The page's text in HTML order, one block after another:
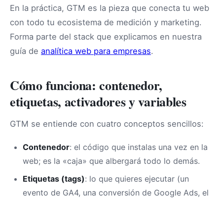
En la práctica, GTM es la pieza que conecta tu web
con todo tu ecosistema de medición y marketing.
Forma parte del stack que explicamos en nuestra
guía de analítica web para empresas.
Cómo funciona: contenedor,
etiquetas, activadores y variables
GTM se entiende con cuatro conceptos sencillos:
Contenedor: el código que instalas una vez en la
web; es la «caja» que albergará todo lo demás.
Etiquetas (tags): lo que quieres ejecutar (un
evento de GA4, una conversión de Google Ads, el